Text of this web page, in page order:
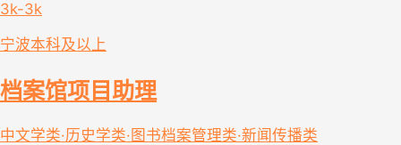
3k-3k
宁波本科及以上
档案馆项目助理
中文学类·历史学类·图书档案管理类·新闻传播类